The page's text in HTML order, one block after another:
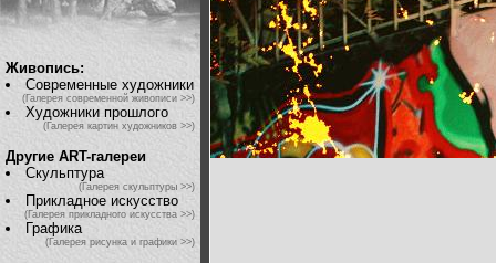
Живопись:
Современные художники
(Галерея современной живописи >>)
Художники прошлого
(Галерея картин художников >>)
Другие ART-галереи
Скульптура
(Галерея скульптуры >>)
Прикладное искусство
(Галерея прикладного искусства >>)
Графика
(Галерея рисунка и графики >>)